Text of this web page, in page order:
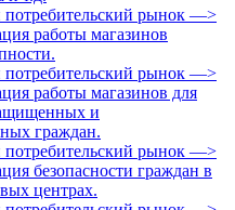
потребительский рынок —>
работы магазинов
потребительский рынок —>
работы магазинов для
и
граждан.
потребительский рынок —>
безопасности граждан в
центрах.